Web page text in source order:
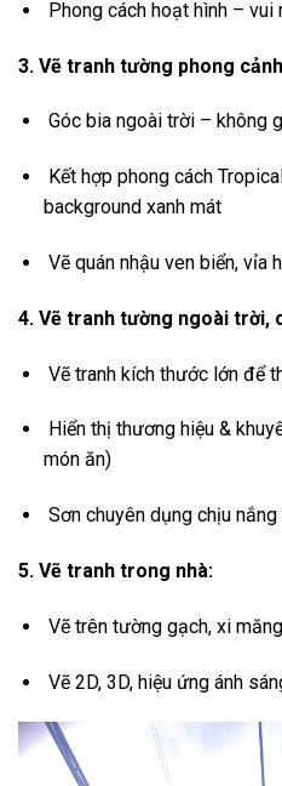
Phong cách hoạt hình –
3. Vẽ tranh tường phong
Góc bia ngoài trời – không
Kết hợp phong cách
background xanh mát
Vẽ quán nhậu ven biển, vỉa
4. Vẽ tranh tường ngoài trời,
Vẽ tranh kích thước lớn để
Hiển thị thương hiệu &
món ăn)
Sơn chuyên dụng chịu
5. Vẽ tranh trong nhà:
Vẽ trên tường gạch, xi
Vẽ 2D, 3D, hiệu ứng ánh